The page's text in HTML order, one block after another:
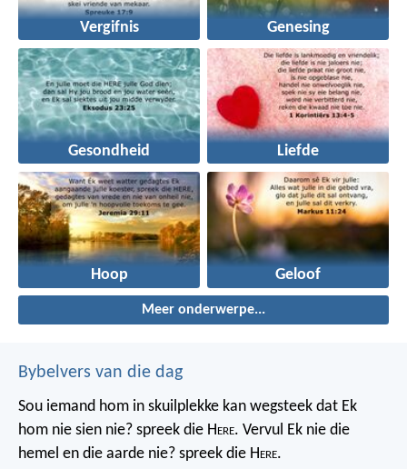
Vergifnis Genesing
Gesondheid Liefde
Hoop Geloof
Meer onderwerpe...
Bybelvers van die dag
Sou iemand hom in skuilplekke kan wegsteek dat Ek
hom nie sien nie? spreek die Here. Vervul Ek nie die
hemel en die aarde nie? spreek die Here.